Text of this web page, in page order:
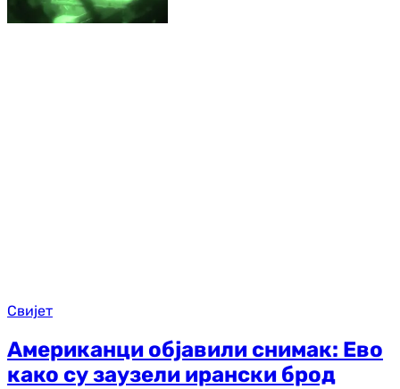
Свијет
Американци објавили снимак: Ево
како су заузели ирански брод